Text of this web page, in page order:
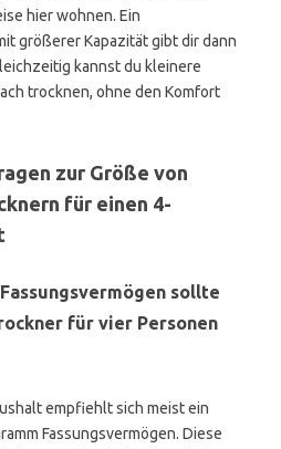
hier wohnen. Ein
größerer Kapazität gibt dir dann
kannst du kleinere
trocknen, ohne den Komfort
zur Größe von
für einen 4-
sollte
für vier Personen
empfiehlt sich meist ein
Fassungsvermögen. Diese